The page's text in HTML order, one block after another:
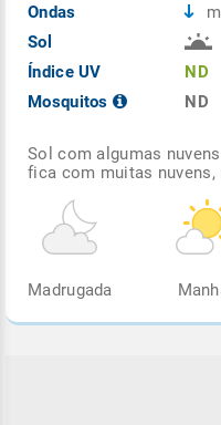
Ondas
Sol
Índice UV
Mosquitos
m
ND
ND
Sol com algumas
fica com muitas nuvens,
Madrugada